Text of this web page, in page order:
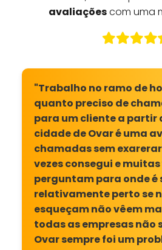
avaliaçõescom uma
"Trabalho no ramo de
quanto preciso de
para um cliente a partir
cidade de Ovar é uma
chamadas sem exarerar
vezes consegui e muitas
perguntam para onde é
relativamente perto se
esqueçam não vêem
todas as empresas não
Ovar sempre foi um